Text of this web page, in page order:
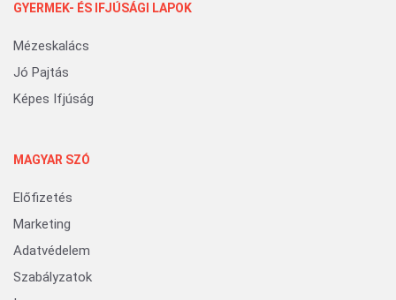
GYERMEK- ÉS IFJÚSÁGI LAPOK
Mézeskalács
Jó Pajtás
Képes Ifjúság
MAGYAR SZÓ
Előfizetés
Marketing
Adatvédelem
Szabályzatok